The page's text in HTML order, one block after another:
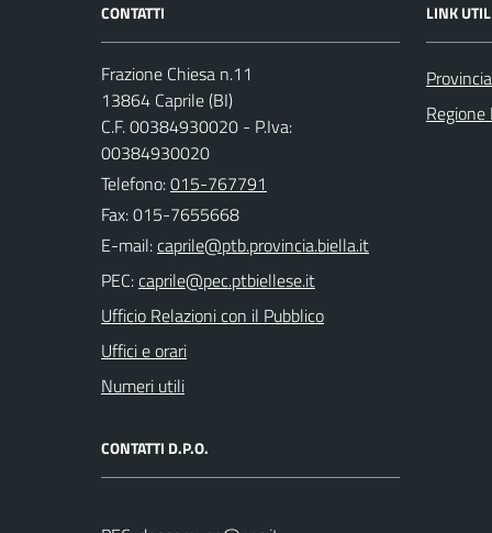
CONTATTI
Frazione Chiesa n.11
13864 Caprile (BI)
C.F. 00384930020 - P.Iva:
00384930020
Telefono:015-767791
Fax: 015-7655668
E-mail:
PEC:
Ufficio Relazioni con il Pubblico
Uffici e orari
Numeri utili
CONTATTI D.P.O.
LINK